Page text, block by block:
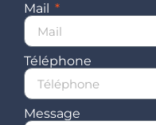
Mail
Téléphone
Message